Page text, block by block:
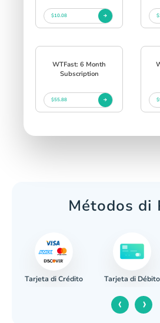
$10.08
WTFast: 6 Month
Subscription
$55.88
Métodos di
Tarjeta di Crédito Tarjeta di Débito
‹ ›